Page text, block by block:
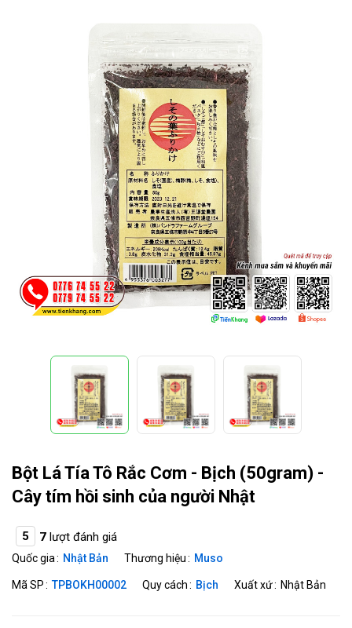
Bột Lá Tía Tô Rắc Cơm - Bịch (50gram) -
Cây tím hồi sinh của người Nhật
5 7 lượt đánh giá
Quốc gia Nhật Bản Thương hiệu Muso
Mã SP TPBOKH00002 Quy cách Bịch Xuất xứ Nhật Bản